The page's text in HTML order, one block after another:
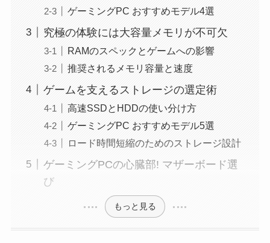
ゲーミングPC おすすめモデル4選
究極の体験には大容量メモリが不可欠
RAMのスペックとゲームへの影響
推奨されるメモリ容量と速度
ゲームを支えるストレージの選定術
高速SSDとHDDの使い分け方
ゲーミングPC おすすめモデル5選
ロード時間短縮のためのストレージ設計
ゲーミングPCの心臓部! マザーボード選
び
もっと見る